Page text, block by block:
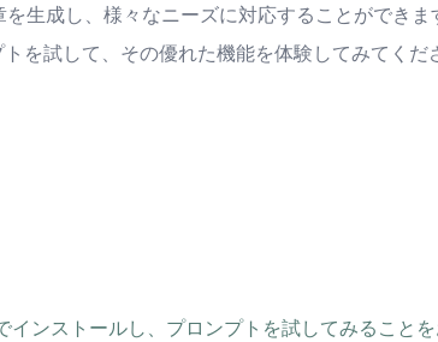
生成し、様々なニーズに対応することができ
を試して、その優れた機能を体験してみてくだ
ンストールし、プロンプトを試してみることを